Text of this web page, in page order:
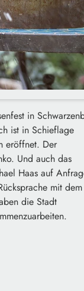
in
ist in Schieflage
eröffnet. Der
Und auch das
Haas auf
mit dem
die Stadt